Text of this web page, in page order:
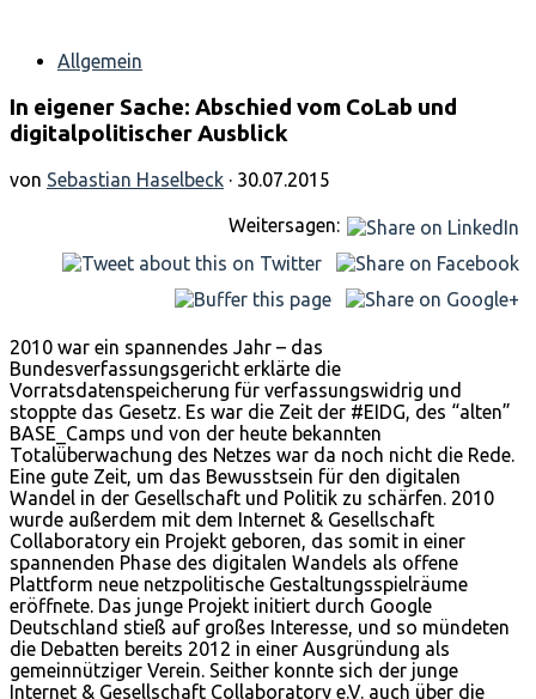
Allgemein
In eigener Sache: Abschied vom CoLab und
digitalpolitischer Ausblick
von Sebastian Haselbeck · 30.07.2015
Weitersagen:
2010 war ein spannendes Jahr – das
Bundesverfassungsgericht erklärte die
Vorratsdatenspeicherung für verfassungswidrig und
stoppte das Gesetz. Es war die Zeit der #EIDG, des “alten”
BASE_Camps und von der heute bekannten
Totalüberwachung des Netzes war da noch nicht die Rede.
Eine gute Zeit, um das Bewusstsein für den digitalen
Wandel in der Gesellschaft und Politik zu schärfen. 2010
wurde außerdem mit dem Internet & Gesellschaft
Collaboratory ein Projekt geboren, das somit in einer
spannenden Phase des digitalen Wandels als offene
Plattform neue netzpolitische Gestaltungsspielräume
eröffnete. Das junge Projekt initiert durch Google
Deutschland stieß auf großes Interesse, und so mündeten
die Debatten bereits 2012 in einer Ausgründung als
gemeinnütziger Verein. Seither konnte sich der junge
Internet & Gesellschaft Collaboratory e.V. auch über die